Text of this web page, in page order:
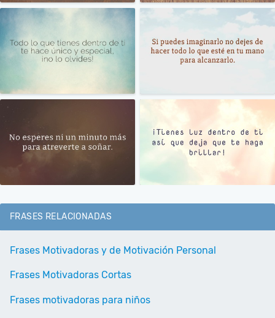
FRASES RELACIONADAS
Frases Motivadoras y de Motivación Personal
Frases Motivadoras Cortas
Frases motivadoras para niños